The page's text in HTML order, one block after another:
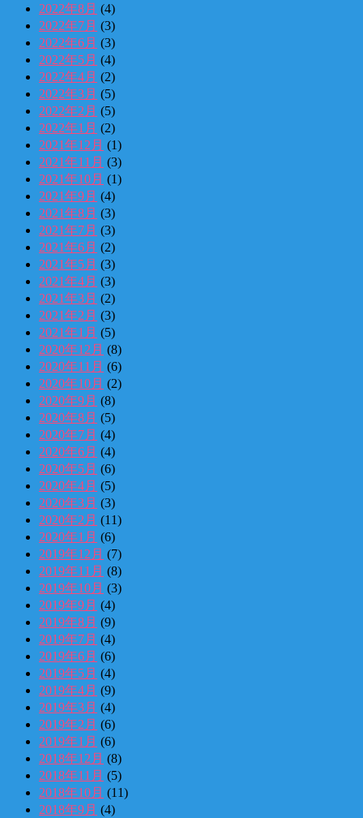
2022年8月 (4)
2022年7月 (3)
2022年6月 (3)
2022年5月 (4)
2022年4月 (2)
2022年3月 (5)
2022年2月 (5)
2022年1月 (2)
2021年12月 (1)
2021年11月 (3)
2021年10月 (1)
2021年9月 (4)
2021年8月 (3)
2021年7月 (3)
2021年6月 (2)
2021年5月 (3)
2021年4月 (3)
2021年3月 (2)
2021年2月 (3)
2021年1月 (5)
2020年12月 (8)
2020年11月 (6)
2020年10月 (2)
2020年9月 (8)
2020年8月 (5)
2020年7月 (4)
2020年6月 (4)
2020年5月 (6)
2020年4月 (5)
2020年3月 (3)
2020年2月 (11)
2020年1月 (6)
2019年12月 (7)
2019年11月 (8)
2019年10月 (3)
2019年9月 (4)
2019年8月 (9)
2019年7月 (4)
2019年6月 (6)
2019年5月 (4)
2019年4月 (9)
2019年3月 (4)
2019年2月 (6)
2019年1月 (6)
2018年12月 (8)
2018年11月 (5)
2018年10月 (11)
2018年9月 (4)